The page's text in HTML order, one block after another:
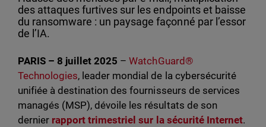
des attaques furtives sur les endpoints et baisse
du ransomware : un paysage façonné par l’essor
de l’IA.
PARIS – 8 juillet 2025 –WatchGuard®
Technologies, leader mondial de la cybersécurité
unifiée à destination des fournisseurs de services
managés (MSP), dévoile les résultats de son
dernier rapport trimestriel sur la sécurité Internet.